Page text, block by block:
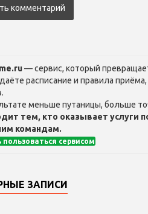
— сервис, который
расписание и правила
меньше путаницы, больше
тем, кто оказывает услуги
командам.
пользоваться сервисом
ЗАПИСИ